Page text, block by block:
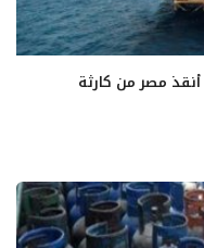
مصر من كارثة